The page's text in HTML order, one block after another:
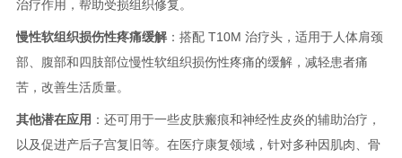
治疗作用，帮助受损组织修复。
慢性软组织损伤性疼痛缓解：搭配 T10M 治疗头，适用于人体肩颈
部、腹部和四肢部位慢性软组织损伤性疼痛的缓解，减轻患者痛
苦，改善生活质量。
其他潜在应用 ：还可用于一些皮肤瘢痕和神经性皮炎的辅助治疗，
以及促进产后子宫复旧等。在医疗康复领域，针对多种因肌肉、骨